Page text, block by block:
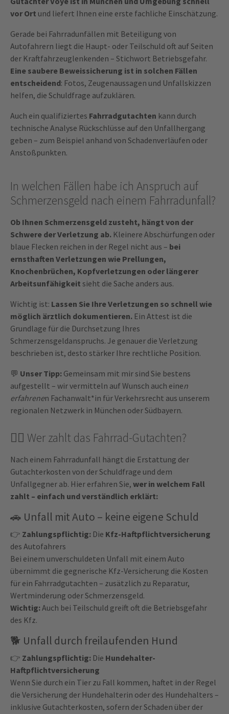
vor Ort und liefert Ihnen eine erste fachliche Einschätzung.
Gerade bei Fahrradunfällen mit Beteiligung von
Autofahrern liegt die Haupt- oder Teilschuld oft auf Seiten
der Kraftfahrzeuglenkenden – Stichwort Betriebsgefahr.
Eine saubere Beweissicherung ist in solchen Fällen
entscheidend: Fotos, Zeugenaussagen und Unfallskizzen
helfen, die Schuldfrage aufzuklären.
Auch ein qualifiziertes Fahrradgutachten kann durch
technische Analyse Rückschlüsse auf den Unfallhergang
geben – zum Beispiel anhand von Schadenverläufen oder
Anstoßpunkten.
In welchen Fällen habe ich Anspruch auf
Schmerzensgeld nach einem Fahrradunfall?
Ob Ihnen Schmerzensgeld zusteht, hängt von der
Schwere der Verletzung ab. Kleinere Abschürfungen oder
blaue Flecken reichen in der Regel nicht aus – bei
ernsthaften Verletzungen wie Prellungen,
Knochenbrüchen, Kopfverletzungen oder längerer
Arbeitsunfähigkeit sieht die Sache anders aus.
Wichtig ist: Lassen Sie Ihre Verletzungen so schnell wie
möglich ärztlich dokumentieren. Ein Attest ist die
Grundlage für die Durchsetzung Ihres
Schmerzensgeldanspruchs. Je genauer die Verletzung
beschrieben ist, desto stärker Ihre rechtliche Position.
💬 Unser Tipp: Gemeinsam mit mir sind Sie bestens
aufgestellt – wir vermitteln auf Wunsch auch einen
erfahrenen Fachanwalt*in für Verkehrsrecht aus unserem
regionalen Netzwerk in München oder Südbayern.
🚴‍♀️ Wer zahlt das Fahrrad-Gutachten?
Nach einem Fahrradunfall hängt die Erstattung der
Gutachterkosten von der Schuldfrage und dem
Unfallgegner ab. Hier erfahren Sie, wer in welchem Fall
zahlt – einfach und verständlich erklärt:
🚗 Unfall mit Auto – keine eigene Schuld
👉 Zahlungspflichtig: Die Kfz-Haftpflichtversicherung
des Autofahrers
Bei einem unverschuldeten Unfall mit einem Auto
übernimmt die gegnerische Kfz-Versicherung die Kosten
für ein Fahrradgutachten – zusätzlich zu Reparatur,
Wertminderung oder Schmerzensgeld.
Wichtig:Auch bei Teilschuld greift oft die Betriebsgefahr
des Kfz.
🐕 Unfall durch freilaufenden Hund
👉 Zahlungspflichtig: Die Hundehalter-
Haftpflichtversicherung
Wenn Sie durch ein Tier zu Fall kommen, haftet in der Regel
die Versicherung der Hundehalterin oder des Hundehalters –
inklusive Gutachterkosten, sofern der Schaden über der